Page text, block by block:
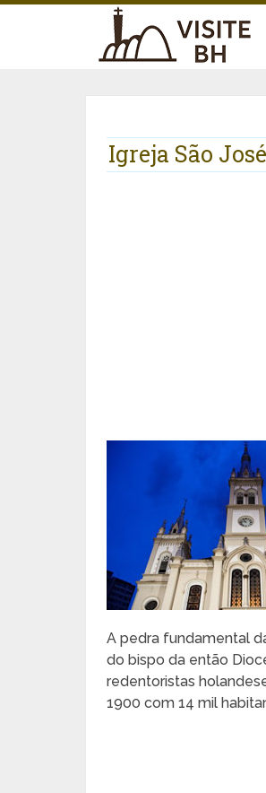
Igreja São
A pedra fundamental
do bispo da então
redentoristas
1900 com 14 mil